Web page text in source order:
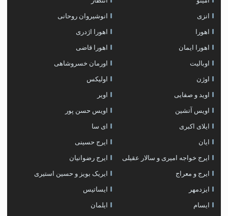
انزی انوشیروان روحانی
اهورا اهورا اژدری
اهورا ایمان اهورا قاضی
اوبالیت اورمان خسروشاهی
اوژن اولیکس
اوید و صفایی اویر
اویس آتشین اویس حسن پور
ايلاى اكبرى ای سا
ایان ایرج حسینی
ایرج خواجه امیری و سالار عقیلی ایرج رضوانیان
ایرج و معراج ایریک بویز و حسین استیری
ایزدمهر ایساتیس
ایسام ایلمان